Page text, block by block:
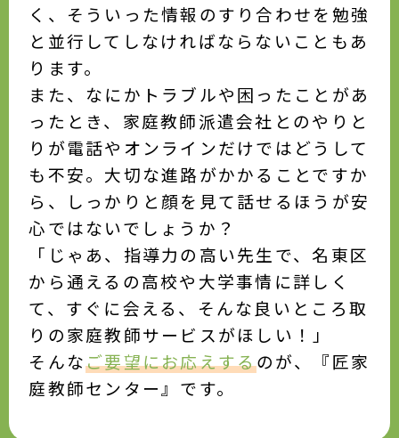
く、そういった情報のすり合わせを勉強
と並行してしなければならないこともあ
ります。
また、なにかトラブルや困ったことがあ
ったとき、家庭教師派遣会社とのやりと
りが電話やオンラインだけではどうして
も不安。大切な進路がかかることですか
ら、しっかりと顔を見て話せるほうが安
心ではないでしょうか？
「じゃあ、指導力の高い先生で、名東区
から通えるの高校や大学事情に詳しく
て、すぐに会える、そんな良いところ取
りの家庭教師サービスがほしい！」
そんなご要望にお応えするのが、『匠家
庭教師センター』です。